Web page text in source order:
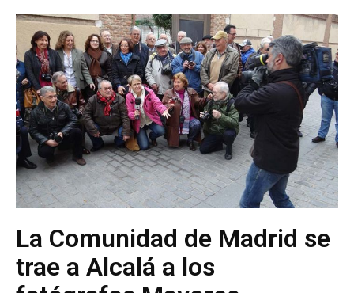
La Comunidad de Madrid se
trae a Alcalá a los